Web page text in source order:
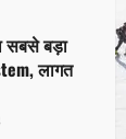
सबसे बड़ा
लागत